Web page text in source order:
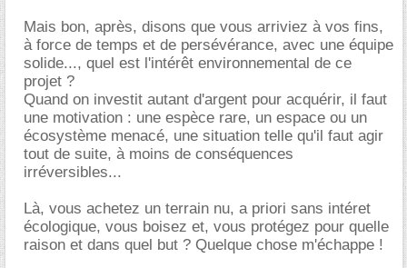
Mais bon, après, disons que vous arriviez à vos fins,
à force de temps et de persévérance, avec une équipe
solide..., quel est l'intérêt environnemental de ce
projet ?
Quand on investit autant d'argent pour acquérir, il faut
une motivation : une espèce rare, un espace ou un
écosystème menacé, une situation telle qu'il faut agir
tout de suite, à moins de conséquences
irréversibles...
Là, vous achetez un terrain nu, a priori sans intéret
écologique, vous boisez et, vous protégez pour quelle
raison et dans quel but ? Quelque chose m'échappe !